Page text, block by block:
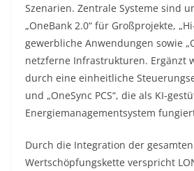
Szenarien. Zentrale Systeme sind
„OneBank 2.0“ für Großprojekte,
gewerbliche Anwendungen sowie
netzferne Infrastrukturen. Ergänzt
durch eine einheitliche
und „OneSync PCS“, die als KI-
Energiemanagementsystem
Durch die Integration der gesamten
Wertschöpfungskette verspricht